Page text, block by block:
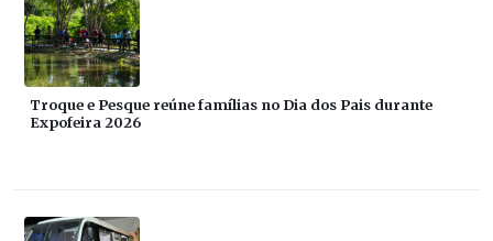
Troque e Pesque reúne famílias no Dia dos Pais durante
Expofeira 2026